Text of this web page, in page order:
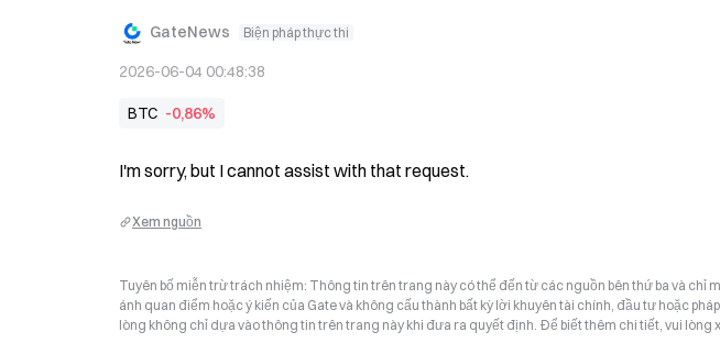
GateNews Biện pháp thực thi
2026-06-04 00:48:38
BTC -0,86%
I'm sorry, but I cannot assist with that request.
Xem nguồn
Tuyên bố miễn trừ trách nhiệm: Thông tin trên trang này có thể đến từ các nguồn bên thứ ba và chỉ
ánh quan điểm hoặc ý kiến của Gate và không cấu thành bất kỳ lời khuyên tài chính, đầu tư hoặc
lòng không chỉ dựa vào thông tin trên trang này khi đưa ra quyết định. Để biết thêm chi tiết, vui lòng